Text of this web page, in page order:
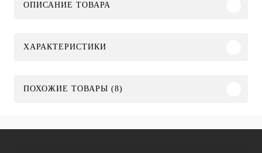
ОПИСАНИЕ ТОВАРА
ХАРАКТЕРИСТИКИ
ПОХОЖИЕ ТОВАРЫ (8)